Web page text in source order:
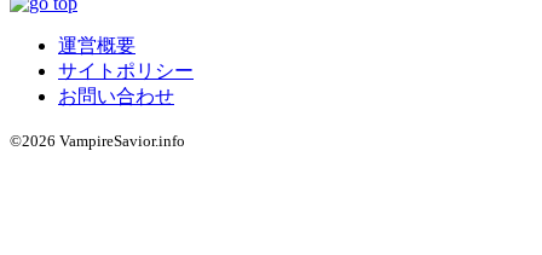
運営概要
サイトポリシー
お問い合わせ
©2026 VampireSavior.info